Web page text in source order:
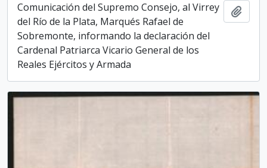
Comunicación del Supremo Consejo, al Virrey
del Río de la Plata, Marqués Rafael de
Sobremonte, informando la declaración del
Cardenal Patriarca Vicario General de los
Reales Ejércitos y Armada